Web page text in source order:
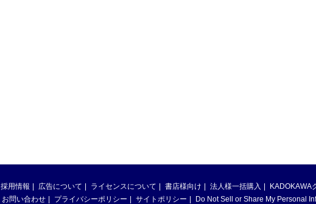
採用情報 広告について ライセンスについて 書店様向け 法人様一括購入
KADOKAWA
お問い合わせ プライバシーポリシー サイトポリシー
Do Not Sell or Share My Personal